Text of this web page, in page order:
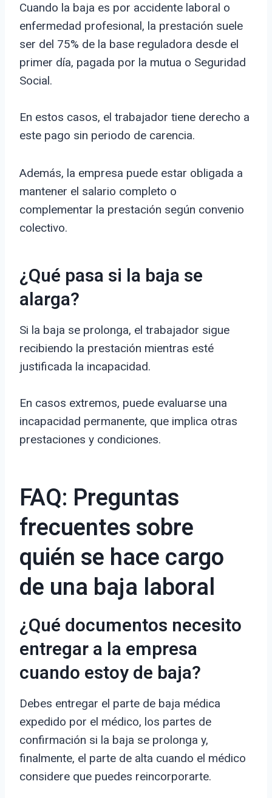
Cuando la baja es por accidente laboral o
enfermedad profesional, la prestación suele
ser del 75% de la base reguladora desde el
primer día, pagada por la mutua o Seguridad
Social.
En estos casos, el trabajador tiene derecho a
este pago sin periodo de carencia.
Además, la empresa puede estar obligada a
mantener el salario completo o
complementar la prestación según convenio
colectivo.
¿Qué pasa si la baja se
alarga?
Si la baja se prolonga, el trabajador sigue
recibiendo la prestación mientras esté
justificada la incapacidad.
En casos extremos, puede evaluarse una
incapacidad permanente, que implica otras
prestaciones y condiciones.
FAQ: Preguntas
frecuentes sobre
quién se hace cargo
de una baja laboral
¿Qué documentos necesito
entregar a la empresa
cuando estoy de baja?
Debes entregar el parte de baja médica
expedido por el médico, los partes de
confirmación si la baja se prolonga y,
finalmente, el parte de alta cuando el médico
considere que puedes reincorporarte.